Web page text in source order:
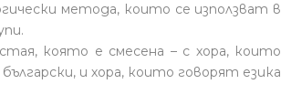
метода, които се използват в
която е смесена – с хора, които
и хора, които говорят езика